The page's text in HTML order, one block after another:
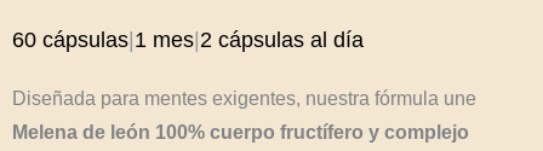
60 cápsulas|1 mes|2 cápsulas al día
Diseñada para mentes exigentes, nuestra fórmula une
Melena de león 100% cuerpo fructífero y complejo